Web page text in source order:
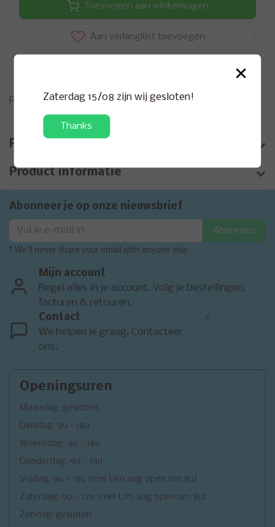
Toevoegen aan winkelwagen
Aan verlanglijst toevoegen
product
Toevoegen aan vergelijking
Productomschrijving
Product informatie
Abonneer je op onze nieuwsbrief
Abonneer
* We'll never share your email with anyone else.
Mijn account
Regel alles in je account. Volg je bestellingen,
facturen & retouren.
Contact
We helpen je graag. Contacteer
ons.
<
Openingsuren
Maandag: gesloten
Dinsdag: 9u - 18u
Woensdag: 9u - 18u
Donderdag: 9u - 18u
Vrijdag: 9u - 18u (mei t/m aug open om 8u)
Zaterdag: 9u - 17u (mei t/m aug open om 8u)
Zondag: gesloten
×
Zaterdag 15/08 zijn wij gesloten!
Thanks